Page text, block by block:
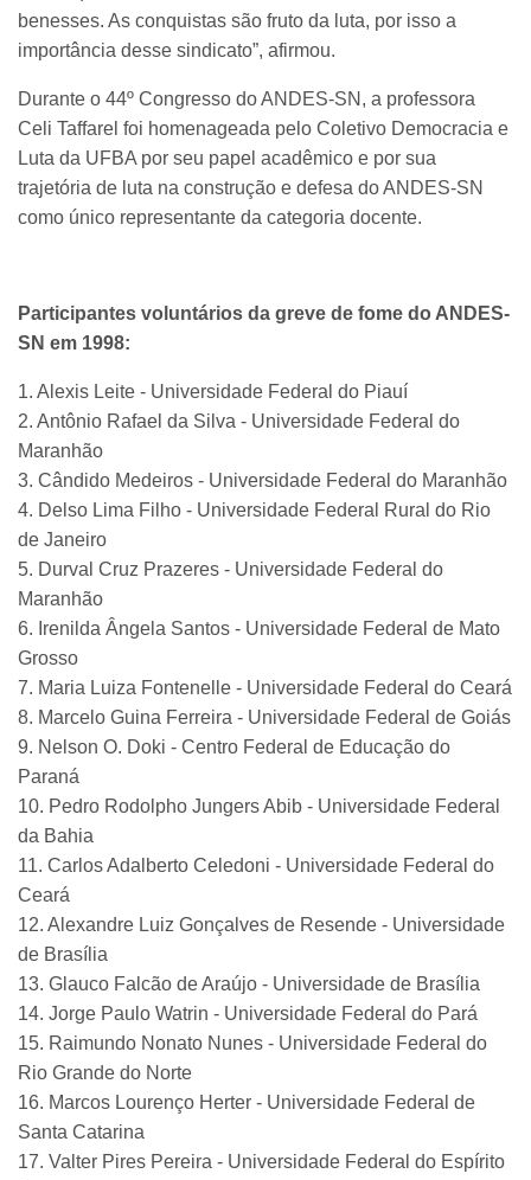
benesses. As conquistas são fruto da luta, por isso a
importância desse sindicato”, afirmou.
Durante o 44º Congresso do ANDES-SN, a professora
Celi Taffarel foi homenageada pelo Coletivo Democracia e
Luta da UFBA por seu papel acadêmico e por sua
trajetória de luta na construção e defesa do ANDES-SN
como único representante da categoria docente.
Participantes voluntários da greve de fome do ANDES-
SN em 1998:
1. Alexis Leite - Universidade Federal do Piauí
2. Antônio Rafael da Silva - Universidade Federal do
Maranhão
3. Cândido Medeiros - Universidade Federal do Maranhão
4. Delso Lima Filho - Universidade Federal Rural do Rio
de Janeiro
5. Durval Cruz Prazeres - Universidade Federal do
Maranhão
6. Irenilda Ângela Santos - Universidade Federal de Mato
Grosso
7. Maria Luiza Fontenelle - Universidade Federal do Ceará
8. Marcelo Guina Ferreira - Universidade Federal de Goiás
9. Nelson O. Doki - Centro Federal de Educação do
Paraná
10. Pedro Rodolpho Jungers Abib - Universidade Federal
da Bahia
11. Carlos Adalberto Celedoni - Universidade Federal do
Ceará
12. Alexandre Luiz Gonçalves de Resende - Universidade
de Brasília
13. Glauco Falcão de Araújo - Universidade de Brasília
14. Jorge Paulo Watrin - Universidade Federal do Pará
15. Raimundo Nonato Nunes - Universidade Federal do
Rio Grande do Norte
16. Marcos Lourenço Herter - Universidade Federal de
Santa Catarina
17. Valter Pires Pereira - Universidade Federal do Espírito